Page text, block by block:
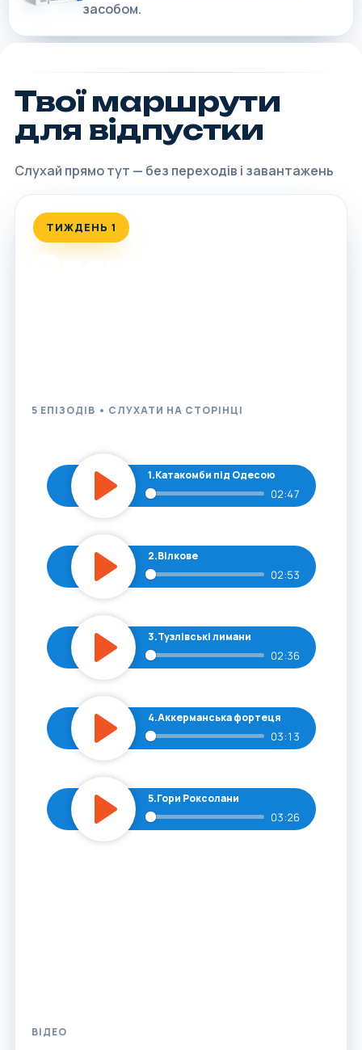
засобом.
Твої маршрути
для відпустки
Слухай прямо тут — без переходів і завантажень
ТИЖДЕНЬ 1
Одещина
5 ЕПІЗОДІВ • СЛУХАТИ НА СТОРІНЦІ
1.Катакомби під Одесою
02:47
2.Вілкове
02:53
3.Тузлівські лимани
02:36
4.Аккерманська фортеця
03:13
5.Гори Роксолани
03:26
ВІДЕО